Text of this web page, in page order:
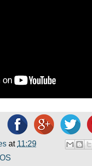
at 11:29